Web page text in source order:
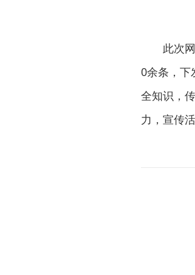
此次
0余条，下
全知识，
力，宣传